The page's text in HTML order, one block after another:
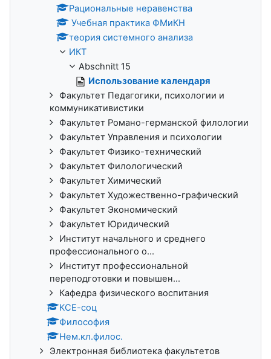
Рациональные неравенства
Учебная практика ФМиКН
теория системного анализа
ИКТ
Abschnitt 15
Использование календаря
Факультет Педагогики, психологии и
коммуникативистики
Факультет Романо-германской филологии
Факультет Управления и психологии
Факультет Физико-технический
Факультет Филологический
Факультет Химический
Факультет Художественно-графический
Факультет Экономический
Факультет Юридический
Институт начального и среднего
профессионального о...
Институт профессиональной
переподготовки и повышен...
Кафедра физического воспитания
КСЕ-соц
Философия
Нем.кл.филос.
Электронная библиотека факультетов